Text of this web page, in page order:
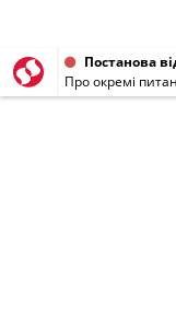
Постанова
Про окремі